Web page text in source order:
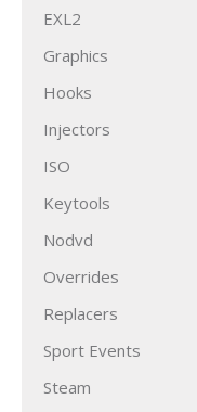
EXL2
Graphics
Hooks
Injectors
ISO
Keytools
Nodvd
Overrides
Replacers
Sport Events
Steam